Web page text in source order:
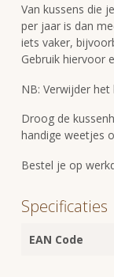
Van kussens die
per jaar is dan
iets vaker,
Gebruik hiervoor
NB: Verwijder
Droog de
handige weetjes
Bestel je op
Specificaties
EAN Code